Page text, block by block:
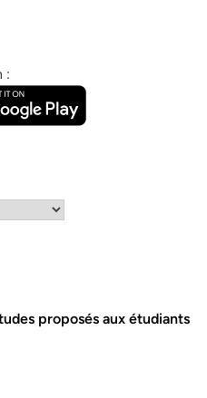
:
proposés aux étudiants